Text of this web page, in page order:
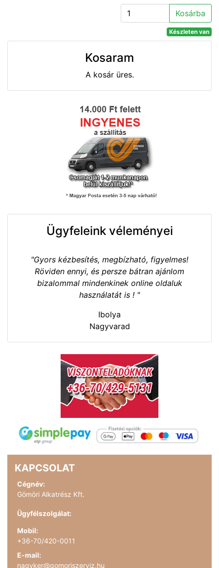
Kosárba
Készleten van
Kosaram
A kosár üres.
Ügyfeleink véleményei
"Gyors kézbesítés, megbízható, figyelmes!
Röviden ennyi, és persze bátran ajánlom
bizalommal mindenkinek online oldaluk
használatát is ! "
Ibolya
Nagyvarad
KAPCSOLAT
Cégnév:
Gömöri Alkatrész Kft.
Ügyfélszolgálat:
Mobil:
+36-70/420-0011
E-mail:
nagyker@gomoriszerviz.hu